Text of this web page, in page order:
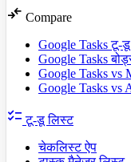
compare_arrows Compare
Google Tasks टू-
Google Tasks
Google Tasks vs
Google Tasks vs
checklist टू-डू लिस्ट
चेकलिस्ट ऐप